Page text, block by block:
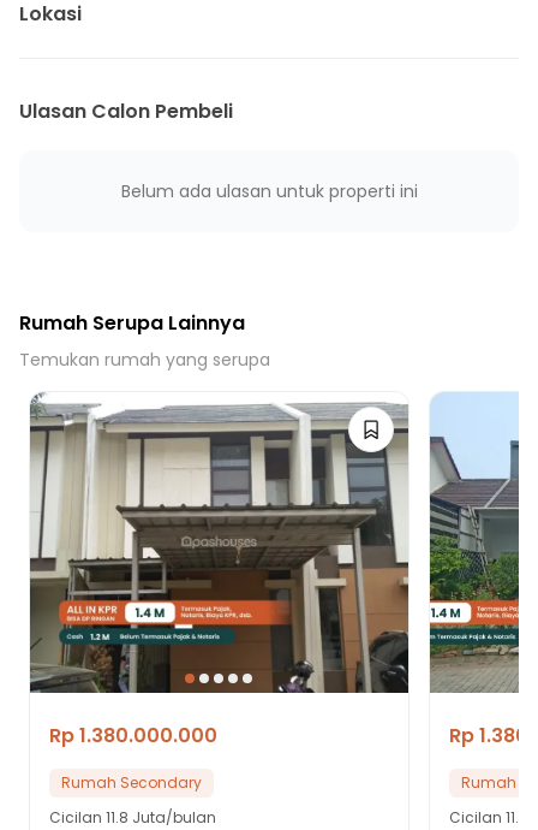
15 Menit ke Puskesmas Pembantu Pasirtanjung
15 Menit ke Gerbang Tol Cibatu
Lokasi
Ulasan Calon Pembeli
Belum ada ulasan untuk properti ini
Rumah Serupa Lainnya
Temukan rumah yang serupa
Rp 1.380.000.000
Rumah Secondary
Cicilan 11.8 Juta/bulan
Rp
Rumah
Cicilan